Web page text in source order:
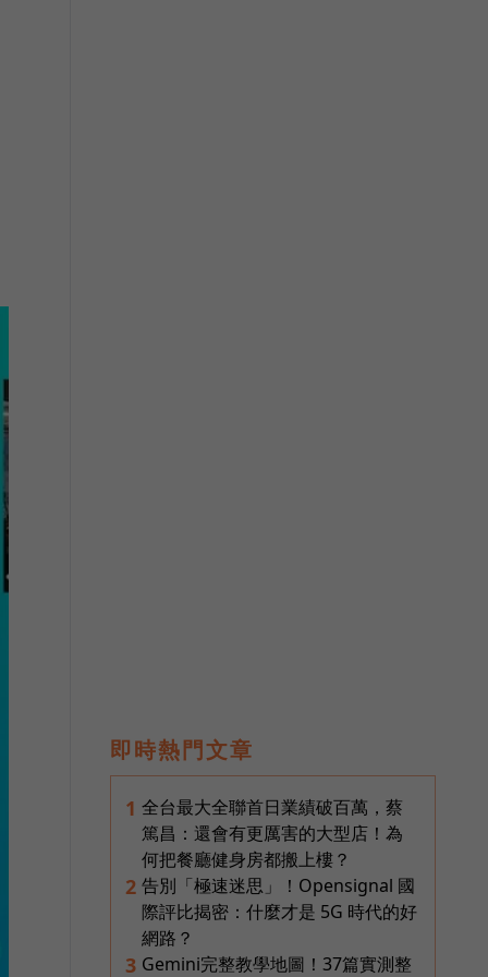
即時熱門文章
1 全台最大全聯首日業績破百萬，蔡
篤昌：還會有更厲害的大型店！為
何把餐廳健身房都搬上樓？
2 告別「極速迷思」！Opensignal 國
際評比揭密：什麼才是 5G 時代的好
網路？
3 Gemini完整教學地圖！37篇實測整